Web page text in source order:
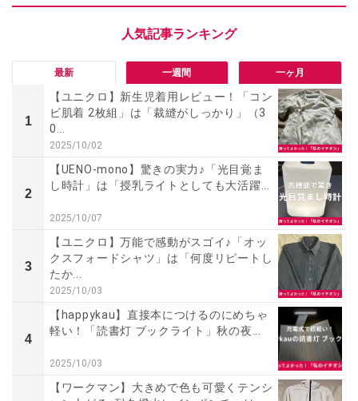
最新 一週間 一ヶ月
1
【ユニクロ】新生児着用レビュー！「コン
ビ肌着 2枚組」は「裁縫がしっかり」（3
0...
2025/10/02
2
【UENO-mono】驚きの実力♪「光目覚ま
し時計」は「授乳ライトとしても大活躍...
2025/10/07
3
【ユニクロ】万能で感動がスゴイ♪「オッ
クスフォードシャツ」は「何度リピートし
たか...
2025/10/03
4
【happykau】直接本につけるのにめちゃ
軽い！「読書灯 ブックライト」秋の夜...
2025/10/03
【ワークマン】大きめで色も可愛くテンシ